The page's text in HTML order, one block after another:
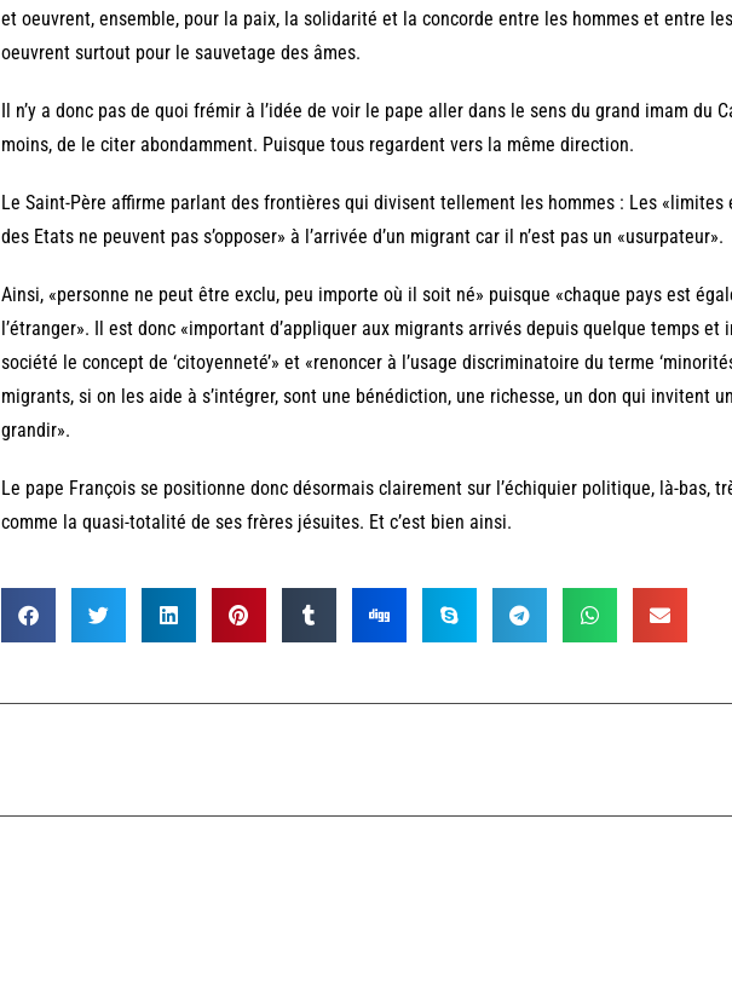
et oeuvrent, ensemble, pour la paix, la solidarité et la concorde entre les hommes et entre
oeuvrent surtout pour le sauvetage des âmes.
Il n’y a donc pas de quoi frémir à l’idée de voir le pape aller dans le sens du grand imam du
moins, de le citer abondamment. Puisque tous regardent vers la même direction.
Le Saint-Père affirme parlant des frontières qui divisent tellement les hommes : Les
des Etats ne peuvent pas s’opposer» à l’arrivée d’un migrant car il n’est pas un «usurpateur».
Ainsi, «personne ne peut être exclu, peu importe où il soit né» puisque «chaque pays est
l’étranger». Il est donc «important d’appliquer aux migrants arrivés depuis quelque temps et
société le concept de ‘citoyenneté’» et «renoncer à l’usage discriminatoire du terme
migrants, si on les aide à s’intégrer, sont une bénédiction, une richesse, un don qui invitent
grandir».
Le pape François se positionne donc désormais clairement sur l’échiquier politique, là-bas,
comme la quasi-totalité de ses frères jésuites. Et c’est bien ainsi.